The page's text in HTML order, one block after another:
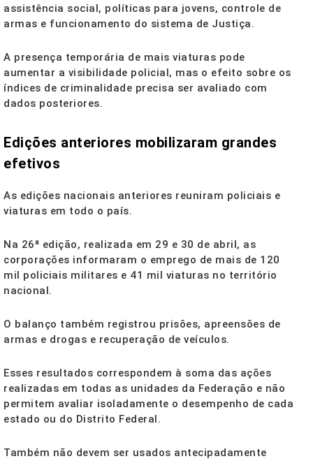
assistência social, políticas para jovens, controle de
armas e funcionamento do sistema de Justiça.
A presença temporária de mais viaturas pode
aumentar a visibilidade policial, mas o efeito sobre os
índices de criminalidade precisa ser avaliado com
dados posteriores.
Edições anteriores mobilizaram grandes
efetivos
As edições nacionais anteriores reuniram policiais e
viaturas em todo o país.
Na 26ª edição, realizada em 29 e 30 de abril, as
corporações informaram o emprego de mais de 120
mil policiais militares e 41 mil viaturas no território
nacional.
O balanço também registrou prisões, apreensões de
armas e drogas e recuperação de veículos.
Esses resultados correspondem à soma das ações
realizadas em todas as unidades da Federação e não
permitem avaliar isoladamente o desempenho de cada
estado ou do Distrito Federal.
Também não devem ser usados antecipadamente